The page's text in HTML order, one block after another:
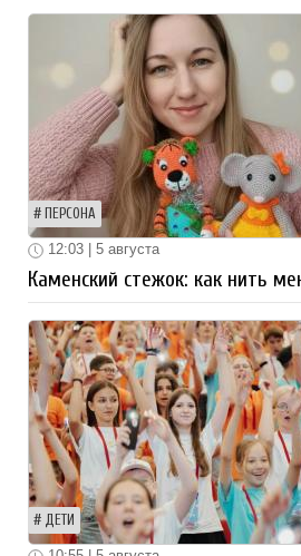
ПЕРСОНА
12:03 | 5 августа
Каменский стежок: как нить
ДЕТИ